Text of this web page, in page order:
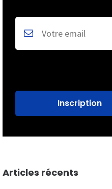
Articles récents